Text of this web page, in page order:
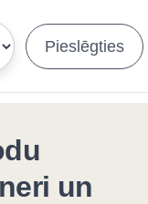
Pieslēgties
un